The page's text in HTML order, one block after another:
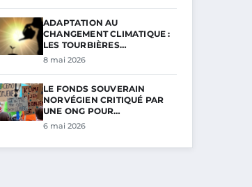
ADAPTATION AU
CHANGEMENT CLIMATIQUE :
LES TOURBIÈRES…
8 mai 2026
LE FONDS SOUVERAIN
NORVÉGIEN CRITIQUÉ PAR
UNE ONG POUR…
6 mai 2026